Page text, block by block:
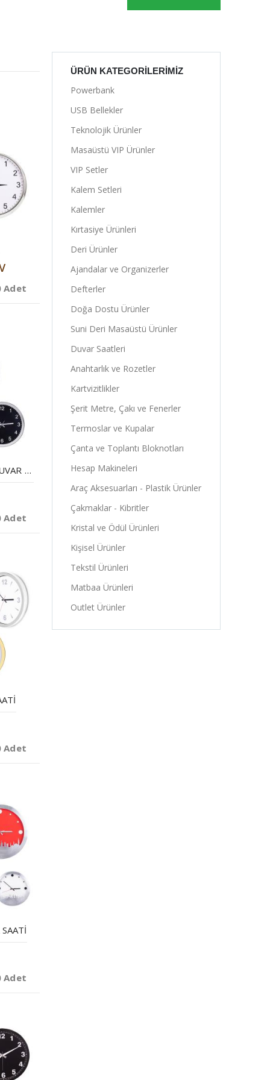
Adet
KROM ÇERÇEVELI DUVAR SAATI
Adet
Adet
Adet
ÜRÜN KATEGORILERIMIZ
Powerbank
USB Bellekler
Teknolojik Ürünler
Masaüstü VIP Ürünler
VIP Setler
Kalem Setleri
Kalemler
Kırtasiye Ürünleri
Deri Ürünler
Ajandalar ve Organizerler
Defterler
Doğa Dostu Ürünler
Suni Deri Masaüstü Ürünler
Duvar Saatleri
Anahtarlık ve Rozetler
Kartvizitlikler
Şerit Metre, Çakı ve Fenerler
Termoslar ve Kupalar
Çanta ve Toplantı Bloknotları
Hesap Makineleri
Araç Aksesuarları - Plastik Ürünler
Çakmaklar - Kibritler
Kristal ve Ödül Ürünleri
Kişisel Ürünler
Tekstil Ürünleri
Matbaa Ürünleri
Outlet Ürünler